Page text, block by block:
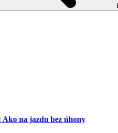
na jazdu bez úhony